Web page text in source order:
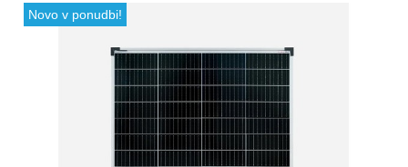
Novo v ponudbi!